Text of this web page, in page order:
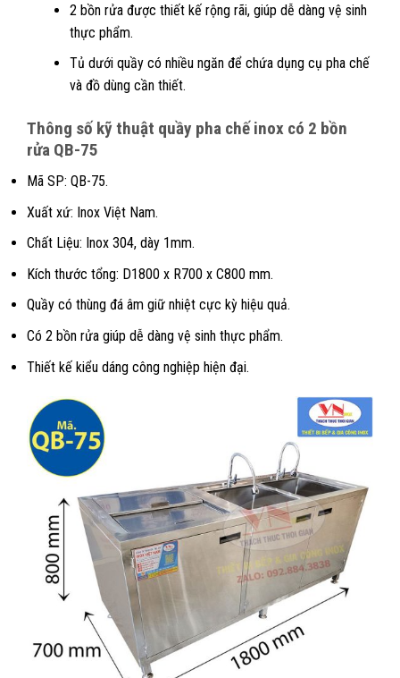
2 bồn rửa được thiết kế rộng rãi, giúp dễ dàng vệ sinh
thực phẩm.
Tủ dưới quầy có nhiều ngăn để chứa dụng cụ pha chế
và đồ dùng cần thiết.
Thông số kỹ thuật quầy pha chế inox có 2 bồn
rửa QB-75
Mã SP: QB-75.
Xuất xứ: Inox Việt Nam.
Chất Liệu: Inox 304, dày 1mm.
Kích thước tổng: D1800 x R700 x C800 mm.
Quầy có thùng đá âm giữ nhiệt cực kỳ hiệu quả.
Có 2 bồn rửa giúp dễ dàng vệ sinh thực phẩm.
Thiết kế kiểu dáng công nghiệp hiện đại.